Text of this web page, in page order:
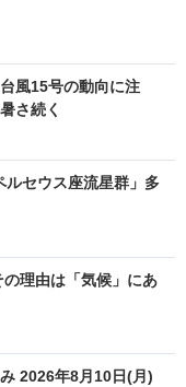
風15号の動向に注
さ続く
セウス座流星群」多
理由は「気候」にあ
2026年8月10日(月)